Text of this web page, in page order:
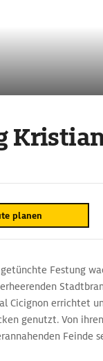
planen
Festung
Cicignon errichtet
genutzt. Von
Feinde